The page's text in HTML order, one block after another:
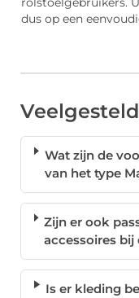
dus op een
Wat zijn de
van het type
Zijn er ook
accessoires bij
Is er kleding